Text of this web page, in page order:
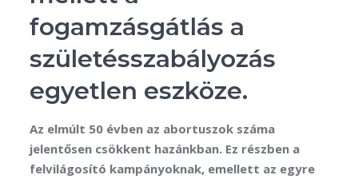
fogamzásgátlás a
születésszabályozás
egyetlen eszköze.
Az elmúlt 50 évben az abortuszok száma
jelentősen csökkent hazánkban. Ez részben a
felvilágosító kampányoknak, emellett az egyre